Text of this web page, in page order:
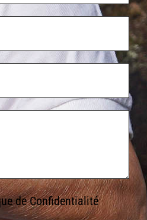
de Confidentialité